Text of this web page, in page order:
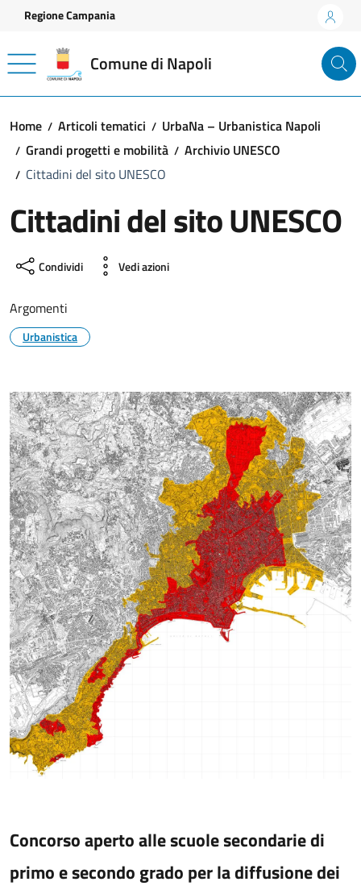
Vai ai contenuti
Vai al footer
Regione Campania
Comune di Napoli
Home Articoli tematici
UrbaNa – Urbanistica Napoli
Grandi progetti e mobilità
Archivio UNESCO
Cittadini del sito UNESCO
Cittadini del sito UNESCO
Condividi Vedi azioni
Argomenti
Urbanistica
Concorso aperto alle scuole secondarie di
primo e secondo grado per la diffusione dei